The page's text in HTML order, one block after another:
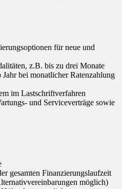
für neue und
z.B. bis zu drei Monate
bei monatlicher Ratenzahlung
im Lastschriftverfahren
und Serviceverträge sowie
gesamten Finanzierungslaufzeit
möglich)